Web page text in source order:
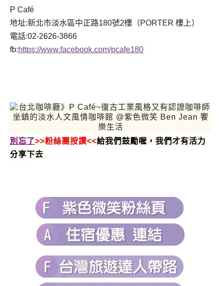
P Café
地址:新北市淡水區中正路180號2樓（PORTER 樓上）
電話:02-2626-3866
fb:https://www.facebook.com/pcafe180
別忘了>>粉絲團按讚<<給我們鼓勵喔，我們才有活力
分享下去